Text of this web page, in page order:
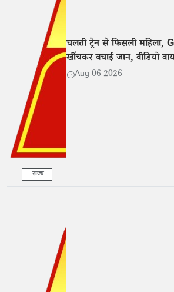
राज्य
चलती ट्रेन से फिसली महिला,
खींचकर बचाई जान, वीडियो
Aug 06 2026